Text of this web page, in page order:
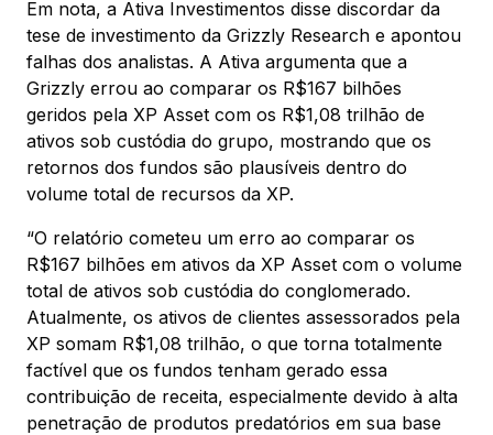
Em nota, a Ativa Investimentos disse discordar da
tese de investimento da Grizzly Research e apontou
falhas dos analistas. A Ativa argumenta que a
Grizzly errou ao comparar os R$167 bilhões
geridos pela XP Asset com os R$1,08 trilhão de
ativos sob custódia do grupo, mostrando que os
retornos dos fundos são plausíveis dentro do
volume total de recursos da XP.
“O relatório cometeu um erro ao comparar os
R$167 bilhões em ativos da XP Asset com o volume
total de ativos sob custódia do conglomerado.
Atualmente, os ativos de clientes assessorados pela
XP somam R$1,08 trilhão, o que torna totalmente
factível que os fundos tenham gerado essa
contribuição de receita, especialmente devido à alta
penetração de produtos predatórios em sua base